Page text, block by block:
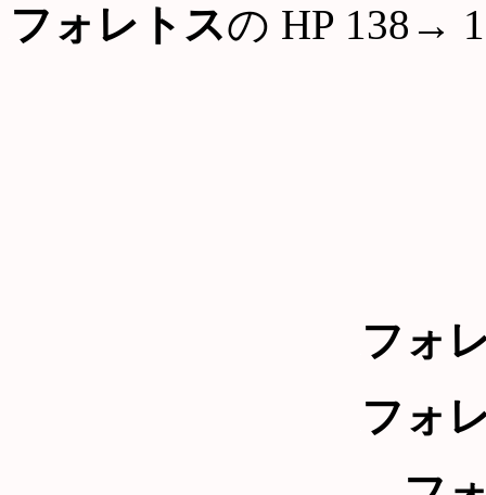
フォレトスの HP 138→
フォ
フォ